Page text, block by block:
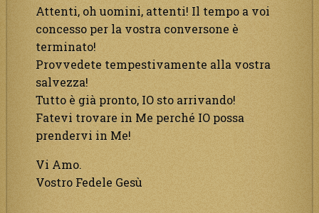
Attenti, oh uomini, attenti! Il tempo a voi
concesso per la vostra conversone è
terminato!
Provvedete tempestivamente alla vostra
salvezza!
Tutto è già pronto, IO sto arrivando!
Fatevi trovare in Me perché IO possa
prendervi in Me!
Vi Amo.
Vostro Fedele Gesù